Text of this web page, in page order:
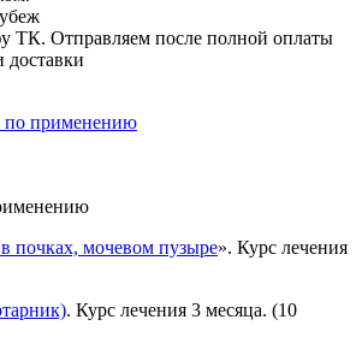
ТК. Отправляем после полной оплаты
доставки
по применению
почках, мочевом пузыре». Курс лечения
. Курс лечения 3 месяца. (10